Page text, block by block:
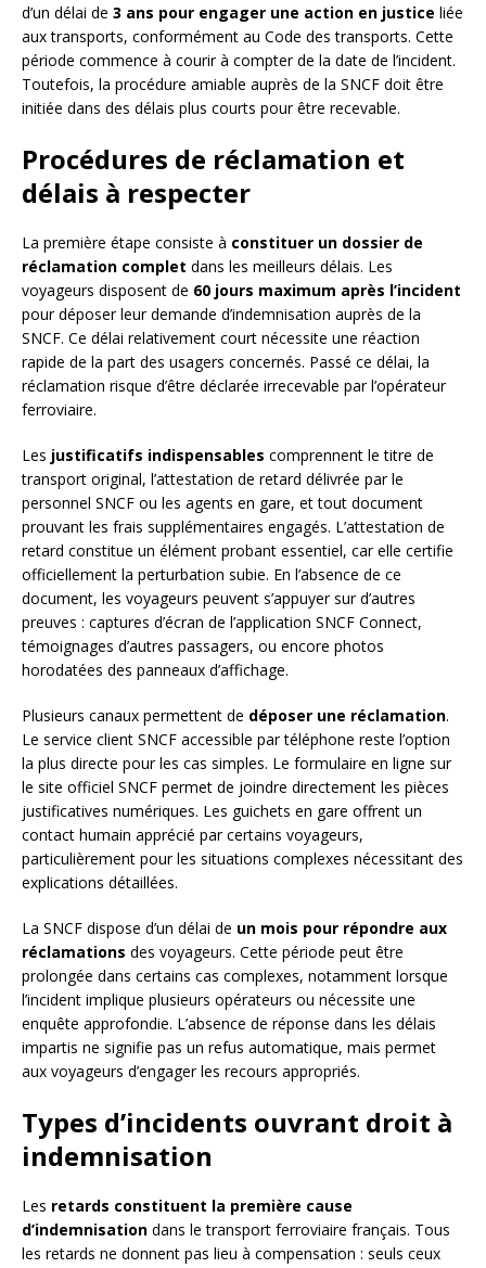
d’un délai de 3 ans pour engager une action en justice liée
aux transports, conformément au Code des transports. Cette
période commence à courir à compter de la date de l’incident.
Toutefois, la procédure amiable auprès de la SNCF doit être
initiée dans des délais plus courts pour être recevable.
Procédures de réclamation et
délais à respecter
La première étape consiste à constituer un dossier de
réclamation complet dans les meilleurs délais. Les
voyageurs disposent de 60 jours maximum après l’incident
pour déposer leur demande d’indemnisation auprès de la
SNCF. Ce délai relativement court nécessite une réaction
rapide de la part des usagers concernés. Passé ce délai, la
réclamation risque d’être déclarée irrecevable par l’opérateur
ferroviaire.
Les justificatifs indispensables comprennent le titre de
transport original, l’attestation de retard délivrée par le
personnel SNCF ou les agents en gare, et tout document
prouvant les frais supplémentaires engagés. L’attestation de
retard constitue un élément probant essentiel, car elle certifie
officiellement la perturbation subie. En l’absence de ce
document, les voyageurs peuvent s’appuyer sur d’autres
preuves : captures d’écran de l’application SNCF Connect,
témoignages d’autres passagers, ou encore photos
horodatées des panneaux d’affichage.
Plusieurs canaux permettent de déposer une réclamation.
Le service client SNCF accessible par téléphone reste l’option
la plus directe pour les cas simples. Le formulaire en ligne sur
le site officiel SNCF permet de joindre directement les pièces
justificatives numériques. Les guichets en gare offrent un
contact humain apprécié par certains voyageurs,
particulièrement pour les situations complexes nécessitant des
explications détaillées.
La SNCF dispose d’un délai de un mois pour répondre aux
réclamations des voyageurs. Cette période peut être
prolongée dans certains cas complexes, notamment lorsque
l’incident implique plusieurs opérateurs ou nécessite une
enquête approfondie. L’absence de réponse dans les délais
impartis ne signifie pas un refus automatique, mais permet
aux voyageurs d’engager les recours appropriés.
Types d’incidents ouvrant droit à
indemnisation
Les retards constituent la première cause
d’indemnisation dans le transport ferroviaire français. Tous
les retards ne donnent pas lieu à compensation : seuls ceux